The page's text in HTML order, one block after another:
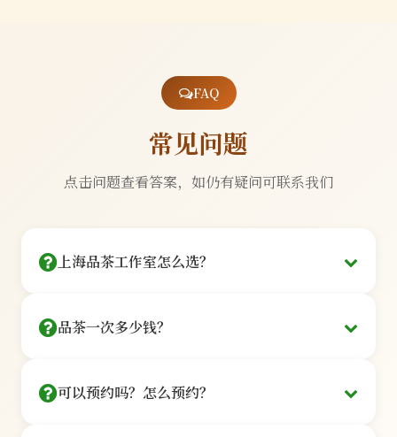
FAQ
常见问题
点击问题查看答案，如仍有疑问可联系我们
上海品茶工作室怎么选？
看三点：茶艺师是否持证、茶品是否可溯源、环境
我们的每一位茶艺师都持有国家认证的高级茶艺师资格
证书，平均从业经验11年以上。所有茶品均来自西湖龙
品茶一次多少钱？
可以预约吗？怎么预约？